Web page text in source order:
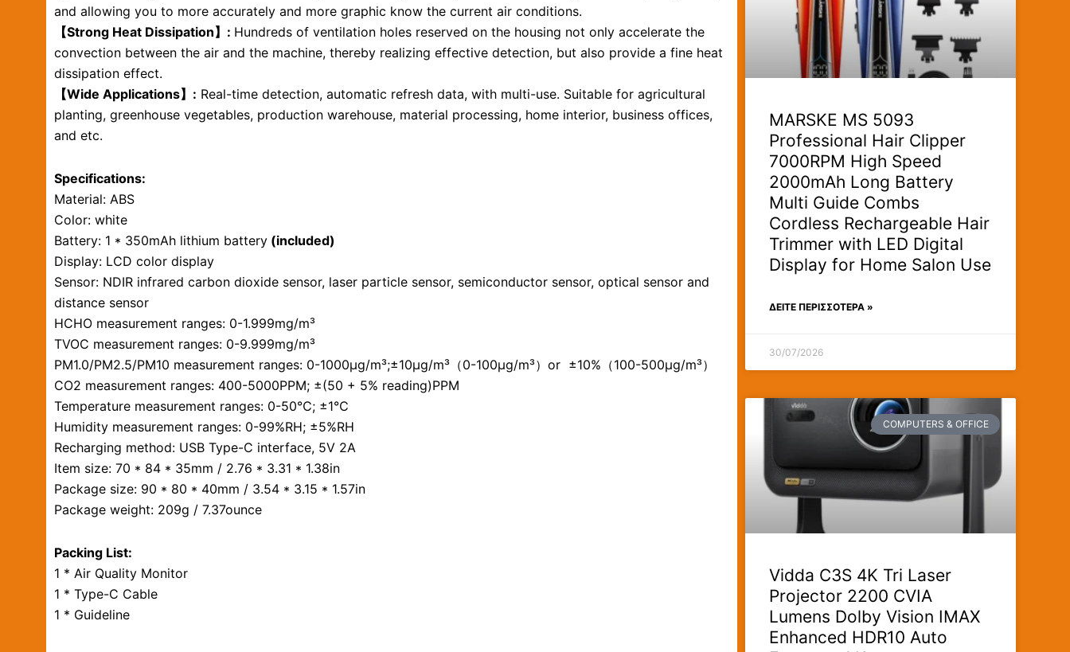
and allowing you to more accurately and more graphic know the current air conditions.
【Strong Heat Dissipation】: Hundreds of ventilation holes reserved on the housing not only accelerate the
convection between the air and the machine, thereby realizing effective detection, but also provide a fine heat
dissipation effect.
【Wide Applications】: Real-time detection, automatic refresh data, with multi-use. Suitable for agricultural
planting, greenhouse vegetables, production warehouse, material processing, home interior, business offices,
and etc.
Specifications:
Material: ABS
Color: white
Battery: 1 * 350mAh lithium battery (included)
Display: LCD color display
Sensor: NDIR infrared carbon dioxide sensor, laser particle sensor, semiconductor sensor, optical sensor and
distance sensor
HCHO measurement ranges: 0-1.999mg/m³
TVOC measurement ranges: 0-9.999mg/m³
PM1.0/PM2.5/PM10 measurement ranges: 0-1000μg/m³;±10μg/m³（0-100μg/m³）or ±10%（100-500μg/m³）
CO2 measurement ranges: 400-5000PPM; ±(50 + 5% reading)PPM
Temperature measurement ranges: 0-50℃; ±1℃
Humidity measurement ranges: 0-99%RH; ±5%RH
Recharging method: USB Type-C interface, 5V 2A
Item size: 70 * 84 * 35mm / 2.76 * 3.31 * 1.38in
Package size: 90 * 80 * 40mm / 3.54 * 3.15 * 1.57in
Package weight: 209g / 7.37ounce
Packing List:
1 * Air Quality Monitor
1 * Type-C Cable
1 * Guideline
MARSKE MS 5093
Professional Hair Clipper
7000RPM High Speed
2000mAh Long Battery
Multi Guide Combs
Cordless Rechargeable Hair
Trimmer with LED Digital
Display for Home Salon Use
ΔΕΊΤΕ ΠΕΡΙΣΣΟΤΕΡΑ »
30/07/2026
COMPUTERS & OFFICE
Vidda C3S 4K Tri Laser
Projector 2200 CVIA
Lumens Dolby Vision IMAX
Enhanced HDR10 Auto